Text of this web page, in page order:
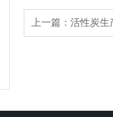
上一篇： 活性炭生